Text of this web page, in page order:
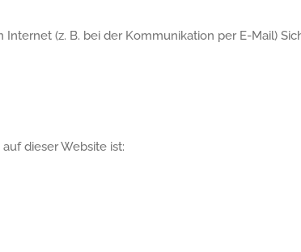
(z. B. bei der Kommunikation per E-Mail)
dieser Website ist: